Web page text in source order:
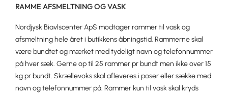
RAMME AFSMELTNING OG VASK
Nordjysk Biavlscenter ApS modtager rammer til vask og
afsmeltning hele året i butikkens åbningstid. Rammerne skal
være bundtet og mærket med tydeligt navn og telefonnummer
på hver sæk. Gerne op til 25 rammer pr bundt men ikke over 15
kg pr bundt. Skrællevoks skal afleveres i poser eller sække med
navn og telefonnummer på. Rammer kun til vask skal kryds